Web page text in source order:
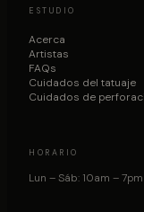
ESTUDIO
Acerca
Artistas
FAQs
Cuidados del tatuaje
Cuidados de
HORARIO
Lun – Sáb: 10am – 7pm